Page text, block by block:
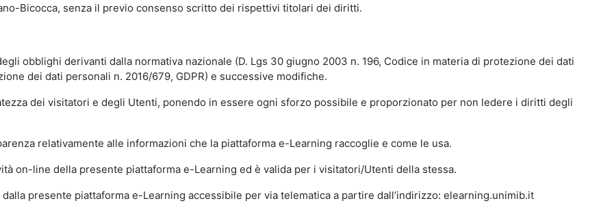
Bicocca, senza il previo consenso scritto dei rispettivi titolari dei diritti.
obblighi derivanti dalla normativa nazionale (D. Lgs 30 giugno 2003 n. 196, Codice in materia di protezione dei dati
dei dati personali n. 2016/679, GDPR) e successive modifiche.
dei visitatori e degli Utenti, ponendo in essere ogni sforzo possibile e proporzionato per non ledere i diritti degli
relativamente alle informazioni che la piattaforma e-Learning raccoglie e come le usa.
on-line della presente piattaforma e-Learning ed è valida per i visitatori/Utenti della stessa.
presente piattaforma e-Learning accessibile per via telematica a partire dall’indirizzo: elearning.unimib.it